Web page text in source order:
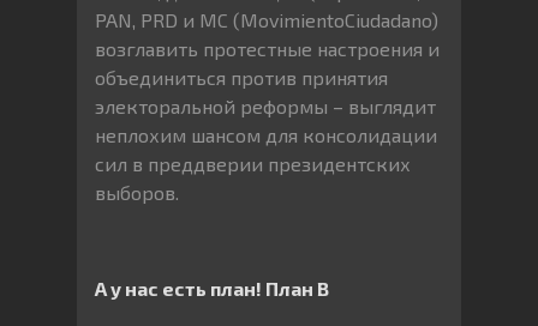
PAN, PRD и MC (MovimientoCiudadano)
возглавить протестные настроения и
объединиться против принятия
электоральной реформы – выглядит
неплохим шансом для консолидации
сил в преддверии президентских
выборов.
А у нас есть план! План B